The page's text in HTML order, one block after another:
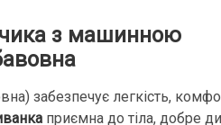
з машинною
забезпечує легкість,
приємна до тіла, добре